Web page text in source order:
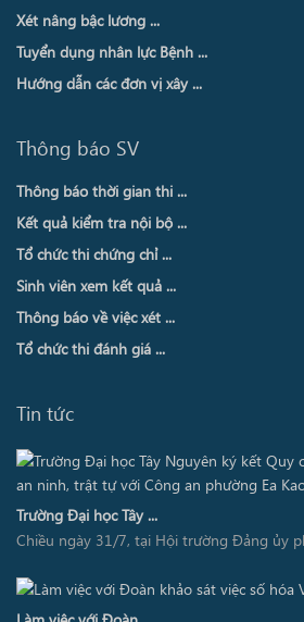
Xét nâng bậc lương ...
Tuyển dụng nhân lực Bệnh ...
Hướng dẫn các đơn vị xây ...
Thông báo SV
Thông báo thời gian thi ...
Kết quả kiểm tra nội bộ ...
Tổ chức thi chứng chỉ ...
Sinh viên xem kết quả ...
Thông báo về việc xét ...
Tổ chức thi đánh giá ...
Tin tức
Trường Đại học Tây ...
Chiều ngày 31/7, tại Hội trường Đảng ủy